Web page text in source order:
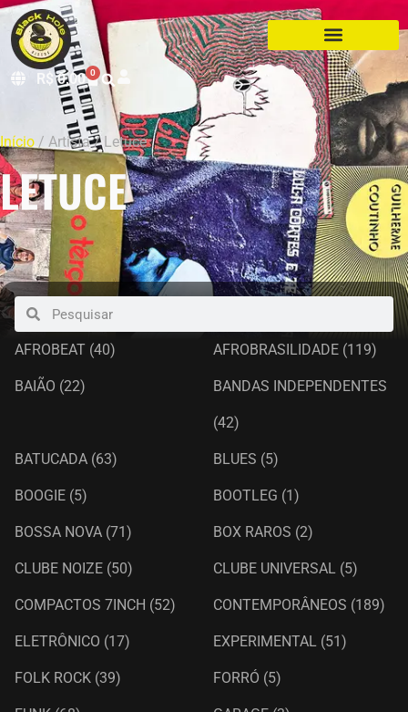
R$0,00 0
Início / Artista / Letuce
LETUCE
AFROBEAT (40) AFROBRASILIDADE (119)
BAIÃO (22) BANDAS INDEPENDENTES
(42)
BATUCADA (63) BLUES (5)
BOOGIE (5) BOOTLEG (1)
BOSSA NOVA (71) BOX RAROS (2)
CLUBE NOIZE (50) CLUBE UNIVERSAL (5)
COMPACTOS 7INCH (52) CONTEMPORÂNEOS (189)
ELETRÔNICO (17) EXPERIMENTAL (51)
FOLK ROCK (39) FORRÓ (5)